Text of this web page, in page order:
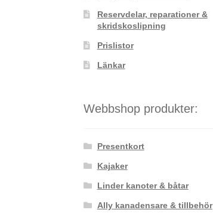
Reservdelar, reparationer &
skridskoslipning
Prislistor
Länkar
Webbshop produkter:
Presentkort
Kajaker
Linder kanoter & båtar
Ally kanadensare & tillbehör